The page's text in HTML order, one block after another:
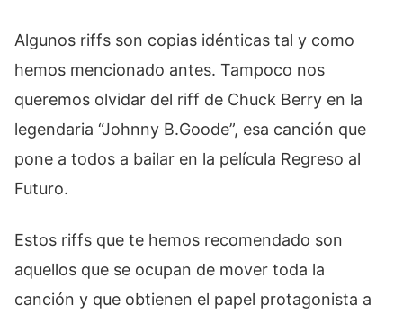
Algunos riffs son copias idénticas tal y como
hemos mencionado antes. Tampoco nos
queremos olvidar del riff de Chuck Berry en la
legendaria “Johnny B.Goode”, esa canción que
pone a todos a bailar en la película Regreso al
Futuro.
Estos riffs que te hemos recomendado son
aquellos que se ocupan de mover toda la
canción y que obtienen el papel protagonista a